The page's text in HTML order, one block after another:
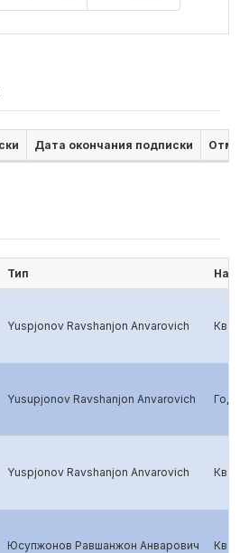
Дата окончания подписки
Тип
Yuspjonov Ravshanjon Anvarovich
Yusupjonov Ravshanjon Anvarovich
Yuspjonov Ravshanjon Anvarovich
Юсупжонов Равшанжон Анварович